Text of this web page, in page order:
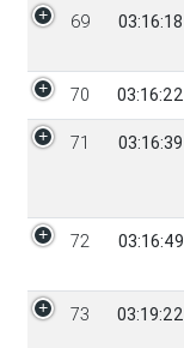
69 03:16:18
70 03:16:22
71 03:16:39
72 03:16:49
73 03:19:22